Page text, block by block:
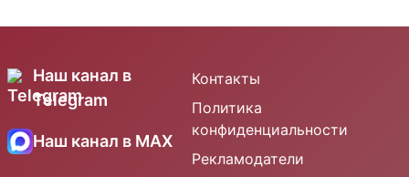
Наш канал в
Telegram
Наш канал в MAX
Контакты
Политика
конфиденциальности
Рекламодатели